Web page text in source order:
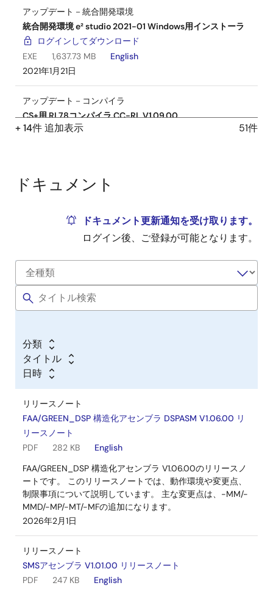
アップデート－統合開発環境
統合開発環境 e² studio 2021-01 Windows用インストーラ
ログインしてダウンロード
EXE
1,637.73 MB
English
2021年1月21日
アップデート－コンパイラ
CS+用 RL78コンパイラ CC-RL V1.09.00
ログインしてダウンロード
アップデート－コンパイラ
ログインしてダウンロード
15.26 MB
English
アップデート－コンパイラ
CS+用 RL78コンパイラ CC-RL V1.07.00
ログインしてダウンロード
2018年7月20日
アップデート－コンパイラ
CS+用 RL78コンパイラ CC-RL V1.06.00
EXE
15.09 MB
English
2018年1月22日
CS+用 RL78コンパイラ CC-RL V1.05.00
ログインしてダウンロード
EXE
15.34 MB
English
2017年7月20日
アップデート－コンパイラ
Cソースコンバータ CcnvCA78K0 V1.00.01
ログインしてダウンロード
+ 14件 追加表示 51件
ドキュメント
ドキュメント更新通知を受け取ります。
ログイン後、ご登録が可能となります。
分類
タイトル
日時
リリースノート
FAA/GREEN_DSP 構造化アセンブラ DSPASM V1.06.00 リ
リースノート
PDF
282 KB
English
FAA/GREEN_DSP 構造化アセンブラ V1.06.00のリリースノ
ートです。 このリリースノートでは、動作環境や変更点、
制限事項について説明しています。 主な変更点は、-MM/-
MMD/-MP/-MT/-MFの追加になります。
2026年2月1日
リリースノート
SMSアセンブラ V1.01.00 リリースノート
PDF
247 KB
English